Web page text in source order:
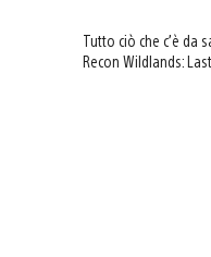
Tutto ciò che c’è da
Recon Wildlands: